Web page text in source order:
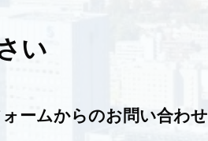
い
ォームからのお問い合わせ